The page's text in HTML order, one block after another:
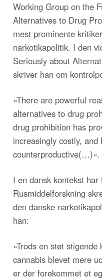
Working Group on the
Alternatives to Drug
mest prominente
narkotikapolitik. I den
Seriously about
skriver han om
»There are powerful
alternatives to drug
drug prohibition has
increasingly costly, and
counterproductive(…)«.
I en dansk kontekst
Rusmiddelforskning
den danske
han:
»Trods en støt
cannabis blevet mere
er der forekommet et